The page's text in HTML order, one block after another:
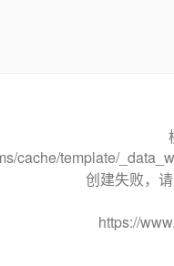
cache/template/
创建失败，
https://